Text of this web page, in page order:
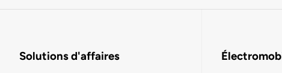
Solutions d'affaires